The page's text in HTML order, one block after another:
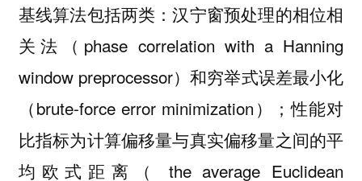
基线算法包括两类：汉宁窗预处理的相位相
关法（phase correlation with a Hanning
window preprocessor）和穷举式误差最小化
（brute-force error minimization）；性能对
比指标为计算偏移量与真实偏移量之间的平
均欧式距离（ the average Euclidean